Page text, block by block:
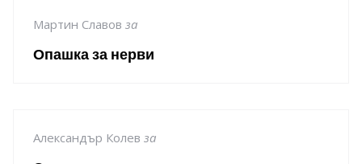
Мартин Славов за
Опашка за нерви
Александър Колев за